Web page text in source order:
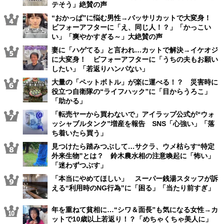
テそう」絶賛の声
“おかっぱ”に悩む男性→バッサリカットで大変身！
ビフォーアフターに「え、同じ人！？」「かっこい
い」「爽やかすぎる～」大絶賛の声
妻に「ハゲてる」と言われ…カットで解決→イケオジ
に大変身！ ビフォーアフターに「うちの夫もお願い
したい」「若返りハンパない」
大量の「ペットボトル」が楽に運べる！？ 災害時に
役立つ自衛隊の“ライフハック”に「目からうろこ」
「助かる」
「転売ヤーから買わないで」アイラップ公式が“ウォ
ッシャブルタンク”増産を報告 SNS「心強い」「落
ち着いたら買う」
見つけたら踏みつぶして…サクラ、ウメ枯らす“特定
外来生物”とは？ 鈴木農水相の注意喚起に「怖い」
「迷わずつぶす」
「本当にやめてほしい」 スーパー銭湯スタッフが訴
える“利用時のNG行為”に「困る」「当たり前すぎ」
年を重ねて貧相に…“シワ＆面長”も気になる女性→カ
ットで10歳以上若返り！？「めちゃくちゃ美人に」